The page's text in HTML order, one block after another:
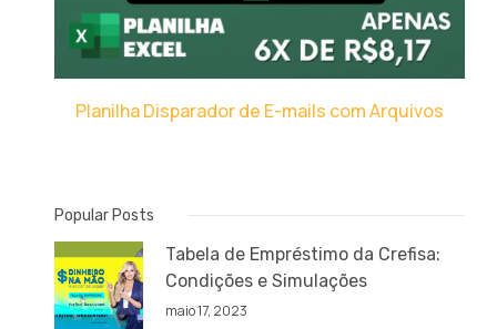
Planilha Disparador de E-mails com Arquivos
Popular Posts
Tabela de Empréstimo da Crefisa:
Condições e Simulações
maio 17, 2023